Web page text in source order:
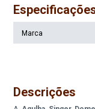
Marca
Descrições